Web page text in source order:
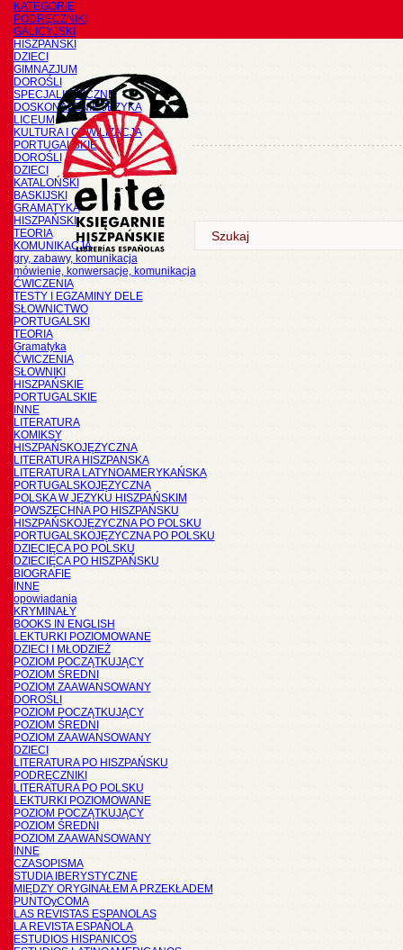
KATEGORIE
PODRĘCZNIKI
GALICYJSKI
HISZPAŃSKI
DZIECI
GIMNAZJUM
DOROŚLI
SPECJALISTYCZNE
DOSKONALENIE JĘZYKA
LICEUM
KULTURA I CYWILIZACJA
PORTUGALSKIE
DOROŚLI
DZIECI
KATALOŃSKI
BASKIJSKI
GRAMATYKA
HISZPAŃSKI
TEORIA
KOMUNIKACJA
gry, zabawy, komunikacja
mówienie, konwersacje, komunikacja
ĆWICZENIA
TESTY I EGZAMINY DELE
SŁOWNICTWO
PORTUGALSKI
TEORIA
Gramatyka
ĆWICZENIA
SŁOWNIKI
HISZPAŃSKIE
PORTUGALSKIE
INNE
LITERATURA
KOMIKSY
HISZPAŃSKOJĘZYCZNA
LITERATURA HISZPANSKA
LITERATURA LATYNOAMERYKAŃSKA
PORTUGALSKOJĘZYCZNA
POLSKA W JĘZYKU HISZPAŃSKIM
POWSZECHNA PO HISZPAŃSKU
HISZPAŃSKOJĘZYCZNA PO POLSKU
PORTUGALSKOJĘZYCZNA PO POLSKU
DZIECIĘCA PO POLSKU
DZIECIĘCA PO HISZPAŃSKU
BIOGRAFIE
INNE
opowiadania
KRYMINAŁY
BOOKS IN ENGLISH
LEKTURKI POZIOMOWANE
DZIECI I MŁODZIEŻ
POZIOM POCZĄTKUJĄCY
POZIOM ŚREDNI
POZIOM ZAAWANSOWANY
DOROŚLI
POZIOM POCZĄTKUJĄCY
POZIOM ŚREDNI
POZIOM ZAAWANSOWANY
DZIECI
LITERATURA PO HISZPAŃSKU
PODRĘCZNIKI
LITERATURA PO POLSKU
LEKTURKI POZIOMOWANE
POZIOM POCZĄTKUJĄCY
POZIOM ŚREDNI
POZIOM ZAAWANSOWANY
INNE
CZASOPISMA
STUDIA IBERYSTYCZNE
MIĘDZY ORYGINAŁEM A PRZEKŁADEM
PUNTOyCOMA
LAS REVISTAS ESPANOLAS
LA REVISTA ESPAÑOLA
ESTUDIOS HISPANICOS